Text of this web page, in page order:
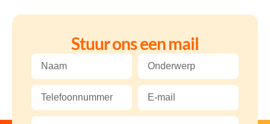
Stuur ons een mail